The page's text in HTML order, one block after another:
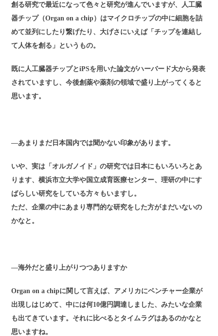
創る研究で最近になって色々と研究が進んでいますが、人工臓
器チップ（Organ on a chip）はマイクロチップの中に細胞を詰
めて並列にしたり繋げたり、大げさにいえば「チップを連結し
て人体を創る」というもの。
既に人工臓器チップとiPSを用いた論文がハーバード大から発表
されていますし、今後創薬や薬剤の領域で盛り上がってくると
思います。
―あまりまだ日本国内では聞かない印象があります。
いや、実は「オルガノイド」の研究では日本にもいろいろとあ
ります、横浜市立大学や国立成育医療センター、理研の中にす
ばらしい研究をしている方々もいますし。
ただ、企業の中にあまり専門的な研究をした方がまだいないの
かなと。
―海外だと盛り上がりつつありますか
Organ on a chipに関して言えば、アメリカにベンチャー企業が
出現しはじめて、中には何10億円調達しました、みたいな企業
も出てきています。それに比べるとタイムラグはあるのかなと
思いますね。